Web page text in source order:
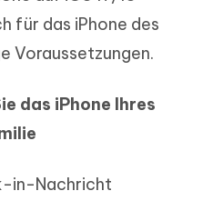
für das iPhone des
Voraussetzungen.
das iPhone Ihres
in-Nachricht